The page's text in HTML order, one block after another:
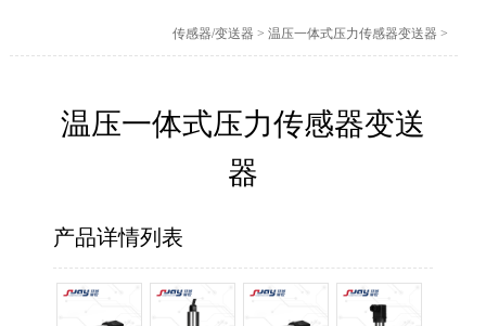
传感器/变送器 >温压一体式压力传感器变送器 >
温压一体式压力传感器变送
器
产品详情列表